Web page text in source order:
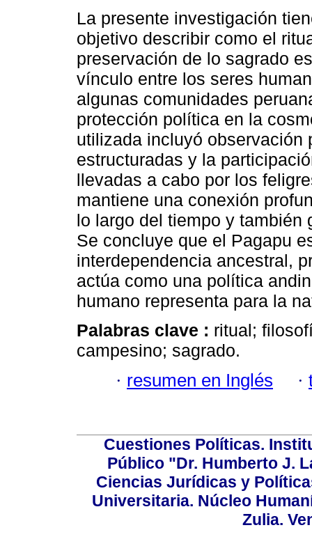
La presente investigación
objetivo describir como el
preservación de lo sagrado
vínculo entre los seres
algunas comunidades
protección política en la
utilizada incluyó observación
estructuradas y la
llevadas a cabo por los
mantiene una conexión
lo largo del tiempo y también
Se concluye que el Pagapu
interdependencia ancestral,
actúa como una política
humano representa para la
Palabras clave : ritual;
campesino; sagrado.
· resumen en Inglés ·
Cuestiones Políticas.
Público "Dr. Humberto J.
Ciencias Jurídicas y
Universitaria. Núcleo
Zulia.